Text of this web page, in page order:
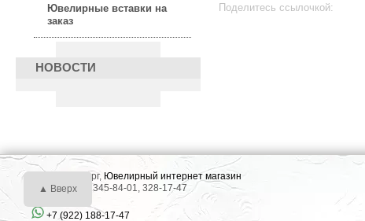
Ювелирные вставки на
заказ
НОВОСТИ
Поделитесь ссылочкой:
г. Екатеринбург, Ювелирный интернет магазин
Тел.: +7 (343) 345-84-01, 328-17-47
+7 (922) 188-17-47
▲ Вверх